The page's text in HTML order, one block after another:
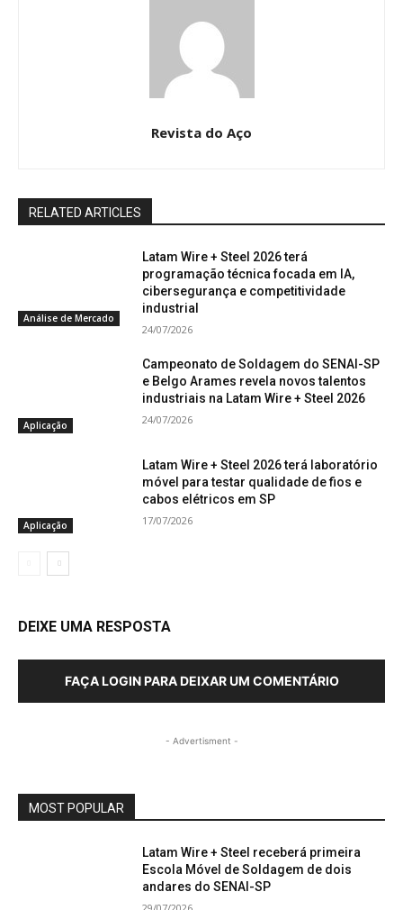
Revista do Aço
RELATED ARTICLES
Análise de Mercado
Latam Wire + Steel 2026 terá
programação técnica focada em IA,
cibersegurança e competitividade
industrial
24/07/2026
Aplicação
Campeonato de Soldagem do SENAI-SP
e Belgo Arames revela novos talentos
industriais na Latam Wire + Steel 2026
24/07/2026
Aplicação
Latam Wire + Steel 2026 terá laboratório
móvel para testar qualidade de fios e
cabos elétricos em SP
17/07/2026
DEIXE UMA RESPOSTA
FAÇA LOGIN PARA DEIXAR UM COMENTÁRIO
- Advertisment -
MOST POPULAR
Latam Wire + Steel receberá primeira
Escola Móvel de Soldagem de dois
andares do SENAI-SP